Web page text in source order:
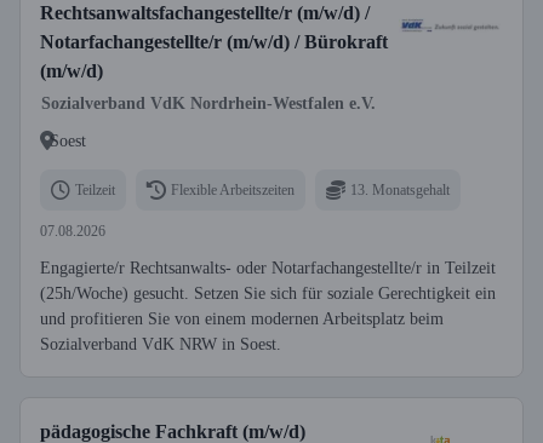
Rechtsanwaltsfachangestellte/r (m/w/d) /
Notarfachangestellte/r (m/w/d) / Bürokraft
(m/w/d)
Sozialverband VdK Nordrhein-Westfalen e.V.
Soest
Teilzeit Flexible Arbeitszeiten 13. Monatsgehalt
07.08.2026
Engagierte/r Rechtsanwalts- oder Notarfachangestellte/r in Teilzeit
(25h/Woche) gesucht. Setzen Sie sich für soziale Gerechtigkeit ein
und profitieren Sie von einem modernen Arbeitsplatz beim
Sozialverband VdK NRW in Soest.
pädagogische Fachkraft (m/w/d)